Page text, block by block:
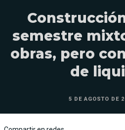
semestre
obras, pero
de
5 DE AGOSTO DE